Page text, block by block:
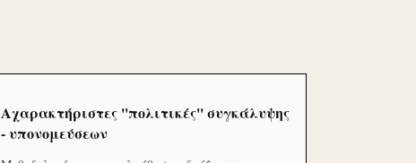
Αχαρακτήριστες ''πολιτικές'' συγκάλυψης
- υπονομεύσεων